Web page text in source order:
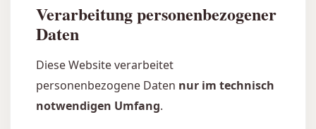
Verarbeitung personenbezogener
Daten
Diese Website verarbeitet
personenbezogene Daten nur im technisch
notwendigen Umfang.